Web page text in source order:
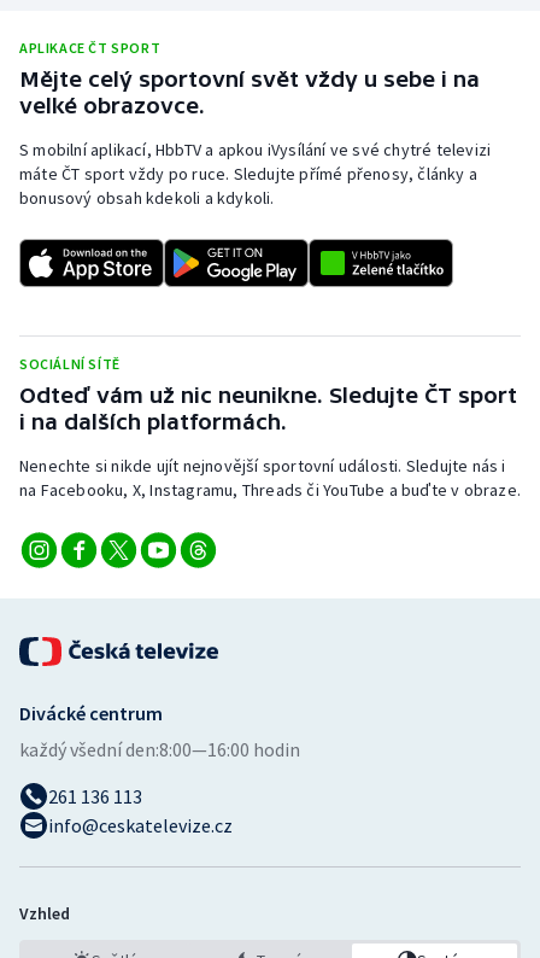
APLIKACE ČT SPORT
Mějte celý sportovní svět vždy u sebe i na
velké obrazovce.
S mobilní aplikací, HbbTV a apkou iVysílání ve své chytré televizi
máte ČT sport vždy po ruce. Sledujte přímé přenosy, články a
bonusový obsah kdekoli a kdykoli.
SOCIÁLNÍ SÍTĚ
Odteď vám už nic neunikne. Sledujte ČT sport
i na dalších platformách.
Nenechte si nikde ujít nejnovější sportovní události. Sledujte nás i
na Facebooku, X, Instagramu, Threads či YouTube a buďte v obraze.
Divácké centrum
každý všední den:8:00—16:00 hodin
261 136 113
info@ceskatelevize.cz
Vzhled